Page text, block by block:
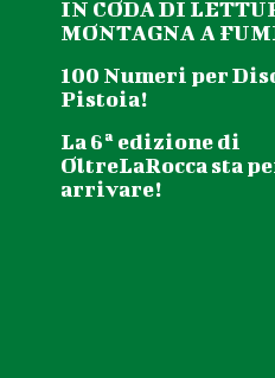
IN CODA DI
MONTAGNA A
100 Numeri per
Pistoia!
La 6ª edizione di
OltreLaRocca sta
arrivare!